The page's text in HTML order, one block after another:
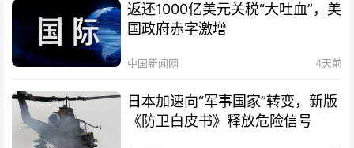
返还1000亿美元关税“大吐血”，美
国政府赤字激增
中国新闻网 4天前
日本加速向“军事国家”转变，新版
《防卫白皮书》释放危险信号